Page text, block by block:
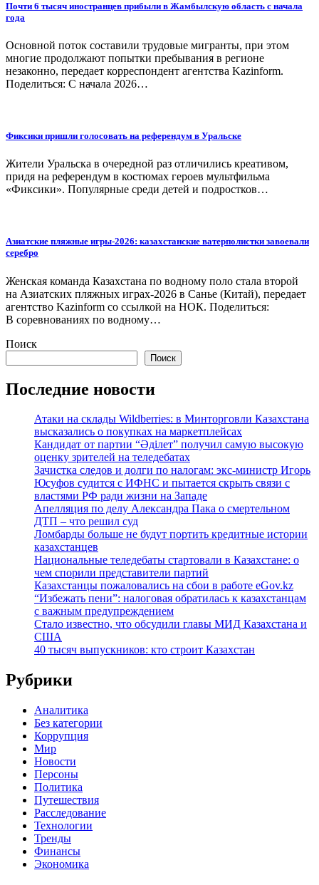
Почти 6 тысяч иностранцев прибыли в Жамбылскую область с начала
года
Основной поток составили трудовые мигранты, при этом
многие продолжают попытки пребывания в регионе
незаконно, передает корреспондент агентства Kazinform.
Поделиться: С начала 2026…
Фиксики пришли голосовать на референдум в Уральске
Жители Уральска в очередной раз отличились креативом,
придя на референдум в костюмах героев мультфильма
«Фиксики». Популярные среди детей и подростков…
Азиатские пляжные игры-2026: казахстанские ватерполистки завоевали
серебро
Женская команда Казахстана по водному поло стала второй
на Азиатских пляжных играх-2026 в Санье (Китай), передает
агентство Kazinform со ссылкой на НОК. Поделиться:
В соревнованиях по водному…
Поиск
Поиск
Последние новости
Атаки на склады Wildberries: в Минторговли Казахстана
высказались о покупках на маркетплейсах
Кандидат от партии “Әділет” получил самую высокую
оценку зрителей на теледебатах
Зачистка следов и долги по налогам: экс-министр Игорь
Юсуфов судится с ИФНС и пытается скрыть связи с
властями РФ ради жизни на Западе
Апелляция по делу Александра Пака о смертельном
ДТП – что решил суд
Ломбарды больше не будут портить кредитные истории
казахстанцев
Национальные теледебаты стартовали в Казахстане: о
чем спорили представители партий
Казахстанцы пожаловались на сбои в работе eGov.kz
“Избежать пени”: налоговая обратилась к казахстанцам
с важным предупреждением
Стало известно, что обсудили главы МИД Казахстана и
США
40 тысяч выпускников: кто строит Казахстан
Рубрики
Аналитика
Без категории
Коррупция
Мир
Новости
Персоны
Политика
Путешествия
Расследование
Технологии
Тренды
Финансы
Экономика